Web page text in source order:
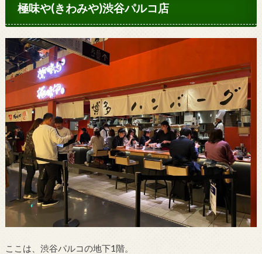
極味や(きわみや)渋谷パルコ店
ここは、渋谷パルコの地下1階。